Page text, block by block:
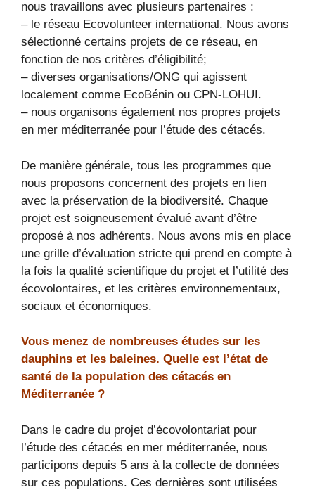
nous travaillons avec plusieurs partenaires :
– le réseau Ecovolunteer international. Nous avons
sélectionné certains projets de ce réseau, en
fonction de nos critères d’éligibilité;
– diverses organisations/ONG qui agissent
localement comme EcoBénin ou CPN-LOHUI.
– nous organisons également nos propres projets
en mer méditerranée pour l’étude des cétacés.
De manière générale, tous les programmes que
nous proposons concernent des projets en lien
avec la préservation de la biodiversité. Chaque
projet est soigneusement évalué avant d’être
proposé à nos adhérents. Nous avons mis en place
une grille d’évaluation stricte qui prend en compte à
la fois la qualité scientifique du projet et l’utilité des
écovolontaires, et les critères environnementaux,
sociaux et économiques.
Vous menez de nombreuses études sur les
dauphins et les baleines. Quelle est l’état de
santé de la population des cétacés en
Méditerranée ?
Dans le cadre du projet d’écovolontariat pour
l’étude des cétacés en mer méditerranée, nous
participons depuis 5 ans à la collecte de données
sur ces populations. Ces dernières sont utilisées